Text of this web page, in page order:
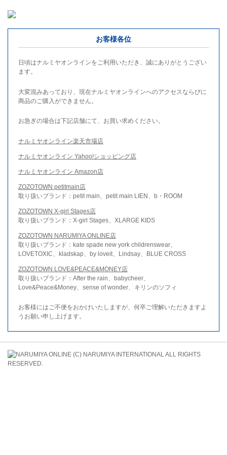
お客様各位
日頃はナルミヤオンラインをご利用いただき、誠にありがとうござい
ます。
大変混みあっており、現在ナルミヤオンラインへのアクセスならびに
商品のご購入ができません。
お急ぎの場合は下記店舗にて、お買い求めください。
ナルミヤオンライン楽天市場店
ナルミヤオンライン Yahoo!ショッピング店
ナルミヤオンライン Amazon店
ZOZOTOWN petitmain店
取り扱いブランド：petit main、petit main LIEN、b・ROOM
ZOZOTOWN X-girl Stages店
取り扱いブランド：X-girl Stages、XLARGE KIDS
ZOZOTOWN NARUMIYA ONLINE店
取り扱いブランド：kate spade new york childrenswear、
LOVETOXIC、kladskap、by loveit、Lindsay、BLUE CROSS
ZOZOTOWN LOVE&PEACE&MONEY店
取り扱いブランド：After the rain、babycheer、
Love&Peace&Money、sense of wonder、キリンのソフィ
お客様にはご不便をおかけいたしますが、何卒ご理解いただきますよ
うお願い申し上げます。